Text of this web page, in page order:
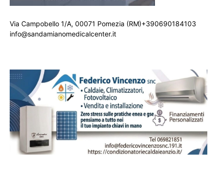
Via Campobello 1/A, 00071 Pomezia (RM)+390690184103
info@sandamianomedicalcenter.it